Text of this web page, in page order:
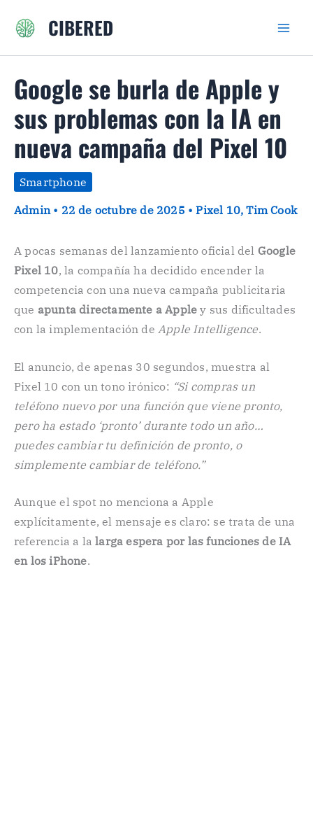
CIBERED
Google se burla de Apple y
sus problemas con la IA en
nueva campaña del Pixel 10
Smartphone
Admin • 22 de octubre de 2025 •Pixel 10,Tim Cook
A pocas semanas del lanzamiento oficial del Google
Pixel 10, la compañía ha decidido encender la
competencia con una nueva campaña publicitaria
que apunta directamente a Apple y sus dificultades
con la implementación de Apple Intelligence.
El anuncio, de apenas 30 segundos, muestra al
Pixel 10 con un tono irónico: “Si compras un
teléfono nuevo por una función que viene pronto,
pero ha estado ‘pronto’ durante todo un año…
puedes cambiar tu definición de pronto, o
simplemente cambiar de teléfono.”
Aunque el spot no menciona a Apple
explícitamente, el mensaje es claro: se trata de una
referencia a lalarga espera por las funciones de IA
en los iPhone.